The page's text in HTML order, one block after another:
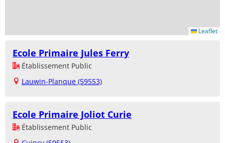
Leaflet
Ecole Primaire Jules Ferry
Établissement Public
Lauwin-Planque (59553)
Ecole Primaire Joliot Curie
Établissement Public